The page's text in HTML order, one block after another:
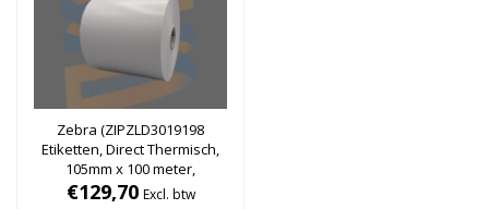
Zebra (ZIPZLD3019198
Etiketten, Direct Thermisch,
105mm x 100 meter,
Permanent, Kern 25mm,
€129,70 Excl. btw